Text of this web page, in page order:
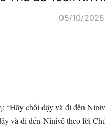
05/10/2025
“Hãy chỗi dậy và đi đến
và đi đến Ninivê theo lời